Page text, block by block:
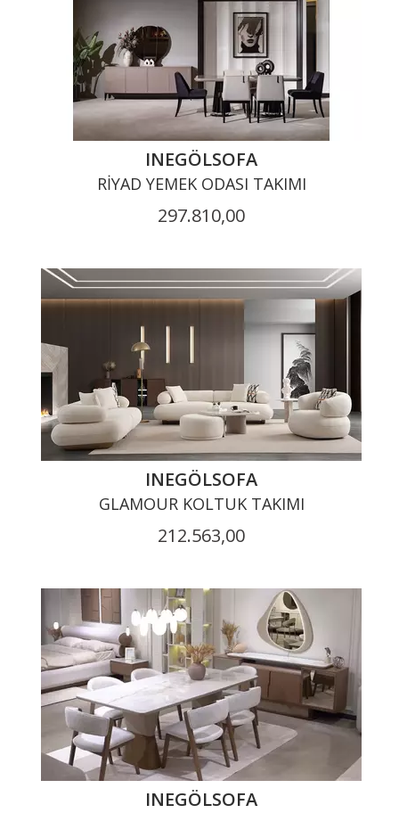
INEGÖLSOFA
RIYAD YEMEK ODASI TAKIMI
297.810,00
INEGÖLSOFA
GLAMOUR KOLTUK TAKIMI
212.563,00
INEGÖLSOFA